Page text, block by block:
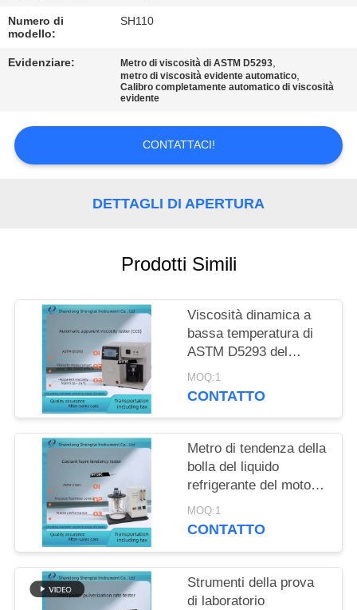
RICHIEDA
UNA
CITAZIONE
MAPPA
DEL
SITO
Numero di
modello:
SH110
Evidenziare: Metro di viscosità di ASTM D5293,
metro di viscosità evidente automatico,
Calibro completamente automatico di viscosità
evidente
CONTATTACI!
DETTAGLI DI APERTURA
Prodotti Simili
Viscosità dinamica a
bassa temperatura di
ASTM D5293 del
calibro di viscosità
evidente dell'olio per
MOQ:1
CONTATTO
Metro di tendenza della
bolla del liquido
refrigerante del motore
del tester ASTM D1881
di tendenza della
MOQ:1
CONTATTO
Strumenti della prova
di laboratorio